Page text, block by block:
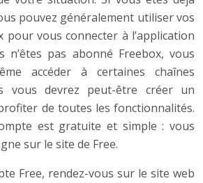
pouvez généralement utiliser vos
pour vous connecter à l’application
n’êtes pas abonné Freebox, vous
accéder à certaines chaînes
vous devrez peut-être créer un
de toutes les fonctionnalités.
est gratuite et simple : vous
sur le site de Free.
Free, rendez-vous sur le site web